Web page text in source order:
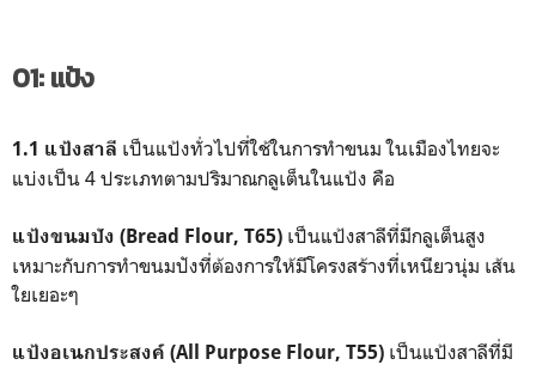
01: แป้ง
1.1 แป้งสาลี เป็นแป้งทั่วไปที่ใช้ในการทำขนม ในเมืองไทยจะ
แบ่งเป็น 4 ประเภทตามปริมาณกลูเต็นในแป้ง คือ
แป้งขนมปัง (Bread Flour, T65) เป็นแป้งสาลีที่มีกลูเต็นสูง
เหมาะกับการทำขนมปังที่ต้องการให้มีโครงสร้างที่เหนียวนุ่ม เส้น
ใยเยอะๆ
แป้งอเนกประสงค์ (All Purpose Flour, T55) เป็นแป้งสาลีที่มี